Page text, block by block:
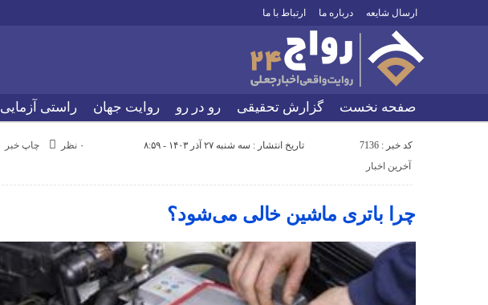
ارسال شایعه درباره ما ارتباط با ما
صفحه نخست گزارش تحقیقی رو در رو روایت جهان راستی آزمایی
کد خبر : 7136 تاریخ انتشار : سه شنبه ۲۷ آذر ۱۴۰۳ - ۸:۵۹ چاپ خبر
۰ نظر
آخرین اخبار
چرا باتری ماشین خالی می‌شود؟